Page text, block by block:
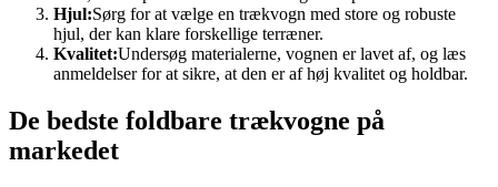
Hjul:Sørg for at vælge en trækvogn med store og robuste
hjul, der kan klare forskellige terræner.
Kvalitet:Undersøg materialerne, vognen er lavet af, og læs
anmeldelser for at sikre, at den er af høj kvalitet og holdbar.
De bedste foldbare trækvogne på
markedet